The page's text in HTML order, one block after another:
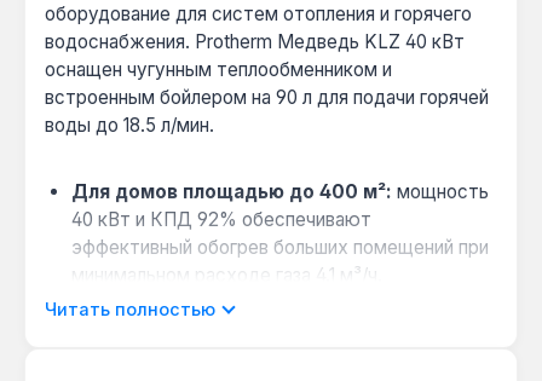
оборудование для систем отопления и горячего
водоснабжения. Protherm Медведь KLZ 40 кВт
оснащен чугунным теплообменником и
встроенным бойлером на 90 л для подачи горячей
воды до 18.5 л/мин.
Для домов площадью до 400 м²: мощность
40 кВт и КПД 92% обеспечивают
эффективный обогрев больших помещений при
минимальном расходе газа 4.1 м³/ч.
Горячее водоснабжение без задержек:
Читать полностью